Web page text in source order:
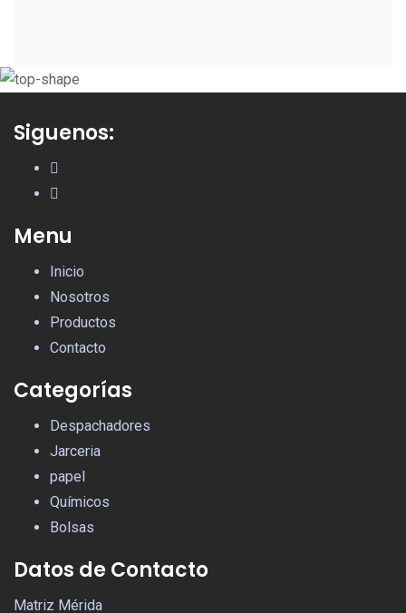
Siguenos:
Menu
Inicio
Nosotros
Productos
Contacto
Categorías
Despachadores
Jarceria
papel
Químicos
Bolsas
Datos de Contacto
Matriz Mérida